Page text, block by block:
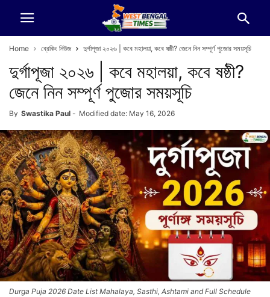
Home ব্রেকিং নিউজ দুর্গাপূজা ২০২৬ | কবে মহালয়া, কবে ষষ্ঠী? জেনে নিন সম্পূর্ণ পুজোর সময়সূচি
দুর্গাপূজা ২০২৬ | কবে মহালয়া, কবে ষষ্ঠী?
জেনে নিন সম্পূর্ণ পুজোর সময়সূচি
By Swastika Paul - Modified date: May 16, 2026
Durga Puja 2026 Date List Mahalaya, Sasthi, Ashtami and Full Schedule